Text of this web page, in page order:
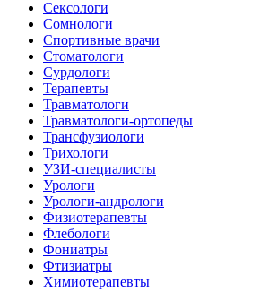
Сексологи
Сомнологи
Спортивные врачи
Стоматологи
Сурдологи
Терапевты
Травматологи
Травматологи-ортопеды
Трансфузиологи
Трихологи
УЗИ-специалисты
Урологи
Урологи-андрологи
Физиотерапевты
Флебологи
Фониатры
Фтизиатры
Химиотерапевты